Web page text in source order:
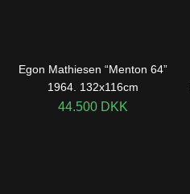
Egon Mathiesen “Menton 64”
1964. 132x116cm
44.500 DKK